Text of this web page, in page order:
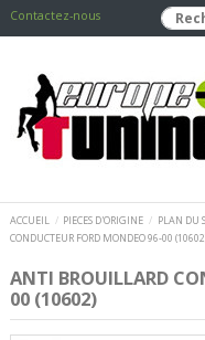
Contactez-nous
ACCUEIL PIECES D'ORIGINE PLAN DU
CONDUCTEUR FORD MONDEO 96-00
ANTI BROUILLARD
00 (10602)